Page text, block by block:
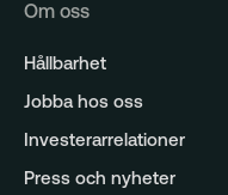
Om oss
Hållbarhet
Jobba hos oss
Investerarrelationer
Press och nyheter